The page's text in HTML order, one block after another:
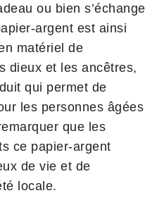
ou bien s’échange
argent est ainsi
matériel de
dieux et les ancêtres,
qui permet de
les personnes âgées
que les
ce papier-argent
de vie et de
locale.